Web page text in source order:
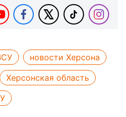
новости Херсона
Херсонская область